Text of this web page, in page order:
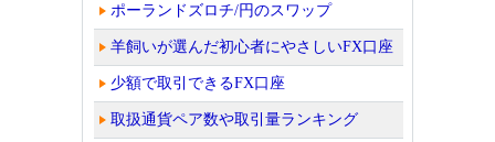
ポーランドズロチ/円のスワップ
羊飼いが選んだ初心者にやさしいFX口座
少額で取引できるFX口座
取扱通貨ペア数や取引量ランキング